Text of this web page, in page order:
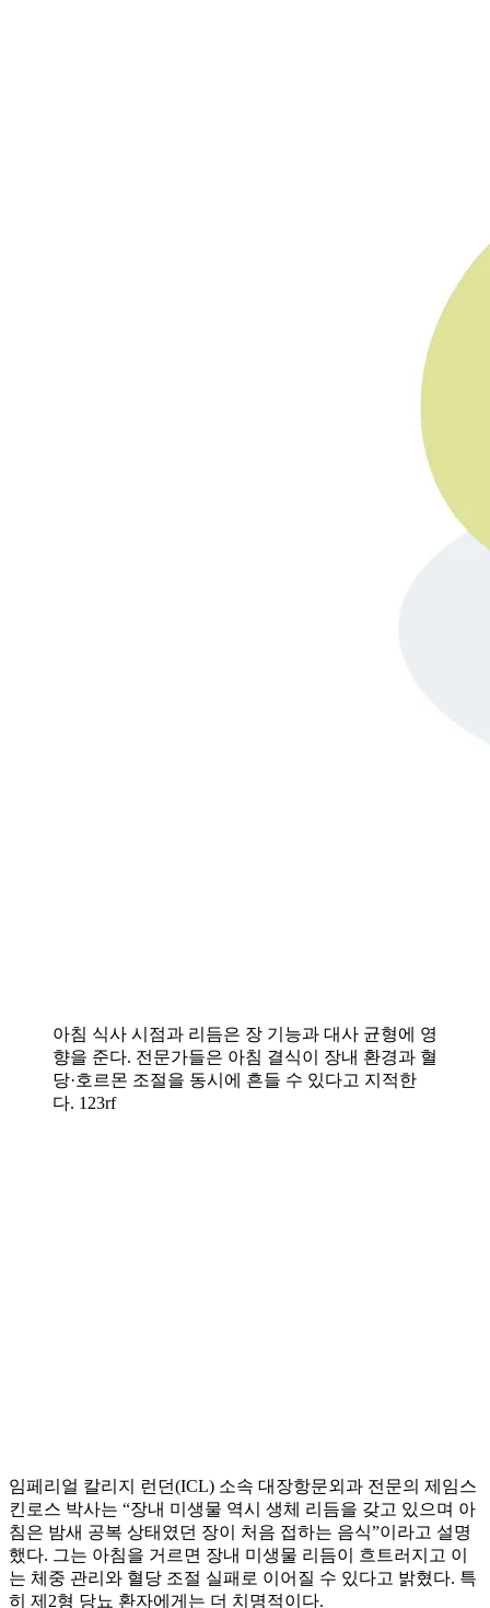
아침 식사 시점과 리듬은 장 기능과 대사 균형에 영
향을 준다. 전문가들은 아침 결식이 장내 환경과 혈
당·호르몬 조절을 동시에 흔들 수 있다고 지적한
다. 123rf
임페리얼 칼리지 런던(ICL) 소속 대장항문외과 전문의 제임스
킨로스 박사는 “장내 미생물 역시 생체 리듬을 갖고 있으며 아
침은 밤새 공복 상태였던 장이 처음 접하는 음식”이라고 설명
했다. 그는 아침을 거르면 장내 미생물 리듬이 흐트러지고 이
는 체중 관리와 혈당 조절 실패로 이어질 수 있다고 밝혔다. 특
히 제2형 당뇨 환자에게는 더 치명적이다.